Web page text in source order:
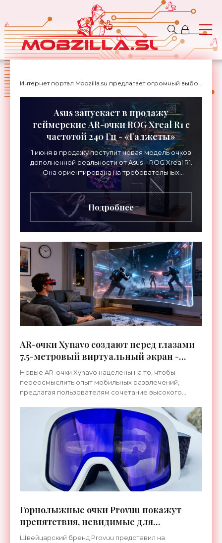
Интернет портал Mobzilla.su предлагает огромный выбор новостей с доставкой на дом.
Asus запускает в продажу
геймерские AR-очки ROG Xreal R1 с
частотой 240 Гц - «Гаджеты»
1 июня в продажу поступит новая модель очков
дополненной реальности от Asus – ROG Xreal R1.
Она ориентирована на требовательных
геймеров, которые хотели бы видеть на
виртуальном экране
Подробнее
AR-очки Xynavo создают перед глазами
7,5-метровый виртуальный экран -
«Гаджеты»
Новые AR-очки Xynavo нацелены на то, чтобы
переосмыслить опыт мобильных развлечений,
предлагая пользователям сочетание высокого
гаджет можно носить
Горнолыжные очки Provuu покажут
препятствия, невидимые для
человеческого глаза - «Гаджеты»
Швейцарский бренд Provuu представил на